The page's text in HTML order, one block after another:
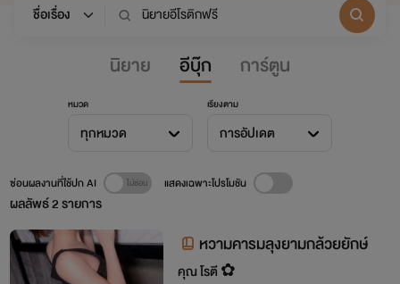
นิยาย อีบุ๊ก การ์ตูน
หมวด
ทุกหมวด
เรียงตาม
การอัปเดต
ผลลัพธ์2รายการ
ซ่อนผลงานที่ใช้ปก AI แสดงเฉพาะโปรโมชัน
หวามคารมลุงยามกล้วยยักษ์
คุณ โรตี ✿